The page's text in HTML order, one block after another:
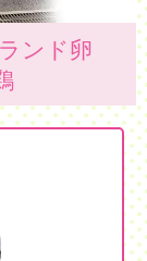
ンド卵